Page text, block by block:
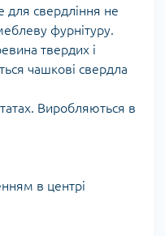
для свердління не
фурнітуру.
твердих і
чашкові свердла
Виробляються в
в центрі